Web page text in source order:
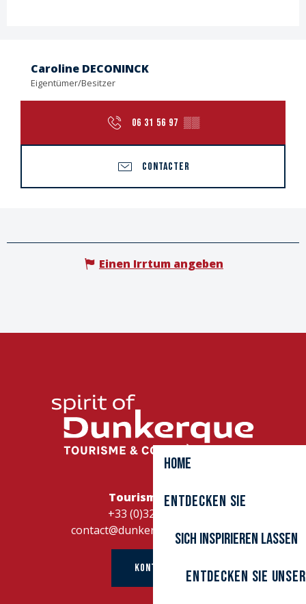
Home
Entdecken Sie
Sich inspirieren lassen
Entdecken Sie
Caroline DECONINCK
Eigentümer/Besitzer
06 31 56 97 ▒▒
CONTACTER
Einen Irrtum angeben
Tourismusbüro
+33 (0)328262728
contact@dunkerque-tourisme.fr
KONTAKT